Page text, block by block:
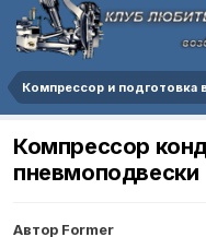
Компресcор и подготовка
Компрессор
пневмоподвески
Автор Former